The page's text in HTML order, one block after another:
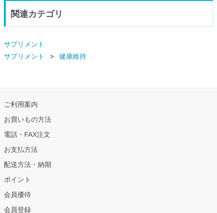
関連カテゴリ
サプリメント
サプリメント
健康維持
ご利用案内
お買いもの方法
電話・FAX注文
お支払方法
配送方法・納期
ポイント
会員優待
会員登録